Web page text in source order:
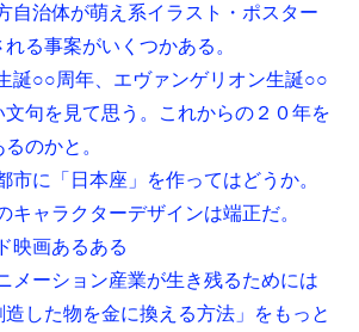
自治体が萌え系イラスト・ポスター
る事案がいくつかある。
誕○○周年、エヴァンゲリオン生誕○○
文句を見て思う。これからの２０年を
のかと。
市に「日本座」を作ってはどうか。
キャラクターデザインは端正だ。
映画あるある
メーション産業が生き残るためには
造した物を金に換える方法」をもっと